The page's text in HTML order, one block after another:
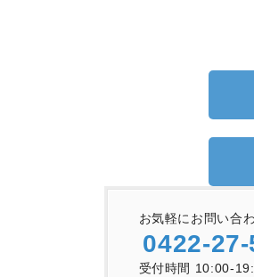
お気軽にお問い合
0422-
受付時間 10:00-